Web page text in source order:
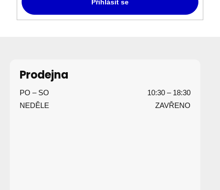
Přihlásit se
Prodejna
PO – SO
10:30 – 18:30
NEDĚLE
ZAVŘENO